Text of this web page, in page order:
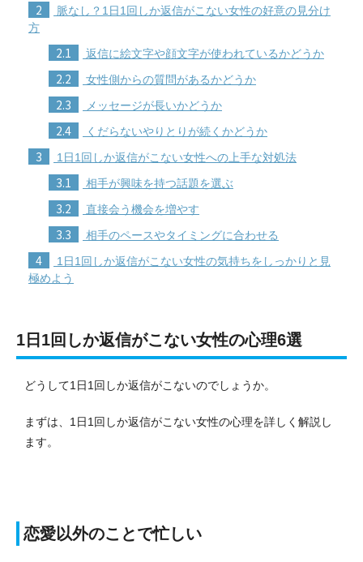
2
脈なし？1日1回しか返信がこない女性の好意の見分け
方
2.1 返信に絵文字や顔文字が使われているかどうか
2.2 女性側からの質問があるかどうか
2.3 メッセージが長いかどうか
2.4 くだらないやりとりが続くかどうか
3 1日1回しか返信がこない女性への上手な対処法
3.1 相手が興味を持つ話題を選ぶ
3.2 直接会う機会を増やす
3.3 相手のペースやタイミングに合わせる
4
1日1回しか返信がこない女性の気持ちをしっかりと見
極めよう
1日1回しか返信がこない女性の心理6選
どうして1日1回しか返信がこないのでしょうか。
まずは、1日1回しか返信がこない女性の心理を詳しく解説し
ます。
恋愛以外のことで忙しい